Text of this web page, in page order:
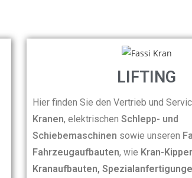
LIFTING
Hier finden Sie den Vertrieb und
Kranen, elektrischen Schlepp- und
Schiebemaschinen sowie unseren
Fahrzeugaufbauten, wie Kran-
Kranaufbauten,